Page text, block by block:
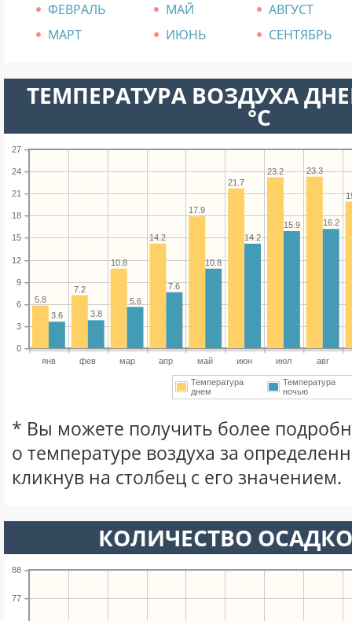
ФЕВРАЛЬ
МАЙ
АВГУСТ
МАРТ
ИЮНЬ СЕНТЯБРЬ
ТЕМПЕРАТУРА ВОЗДУХА
°C
янв фев мар апр май июн июл авг
0
3
6
9
12
15
18
21
24
27
23.3
23.2
21.7
17.9
14.2
10.8
7.2
5.8
16.2
15.9
14.2
10.8
7.6
5.6
3.8
3.6
Температура
днем
Температура
ночью
* Вы можете получить более
о температуре воздуха за
кликнув на столбец с его значением.
КОЛИЧЕСТВО
77
88